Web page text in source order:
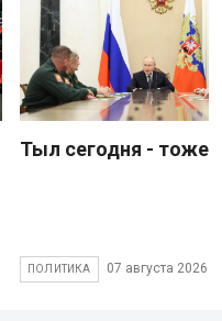
Тыл сегодня - тоже
ПОЛИТИКА 07 августа 2026